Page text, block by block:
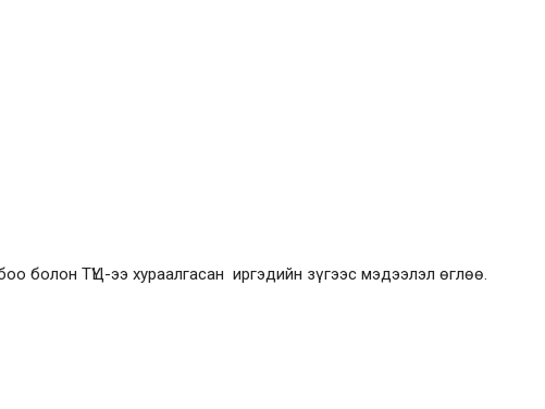
болон ТҮЦ-ээ хураалгасан иргэдийн зүгээс мэдээлэл өглөө.